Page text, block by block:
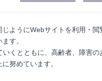
ようにWebサイトを利用・閲
す。
くとともに、高齢者、障害の
努めています。